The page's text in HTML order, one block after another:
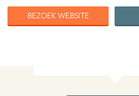
BEZOEK WEBSITE